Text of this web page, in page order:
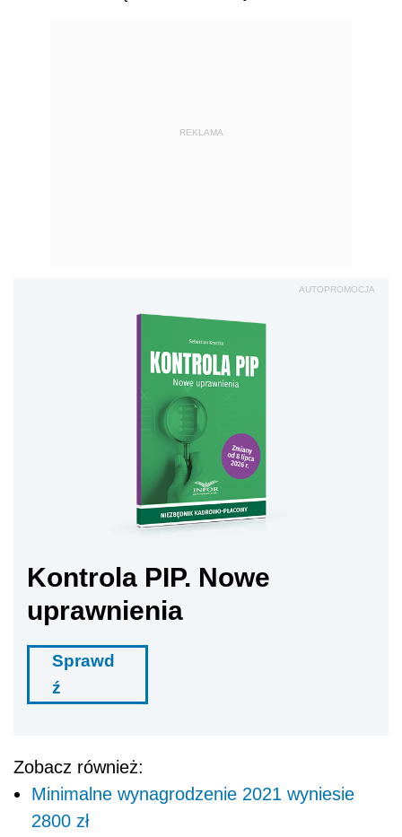
REKLAMA
AUTOPROMOCJA
Kontrola PIP. Nowe
uprawnienia
Sprawd
ź
Zobacz również:
Minimalne wynagrodzenie 2021 wyniesie
2800 zł